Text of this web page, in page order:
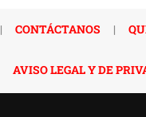
| CONTÁCTANOS |
AVISO LEGAL Y DE